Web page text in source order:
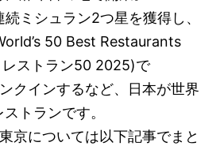
ミシュラン2つ星を獲得し、
50 Best Restaurants
ストラン50 2025)で
クインするなど、日本が世界
トランです。
京については以下記事でまと